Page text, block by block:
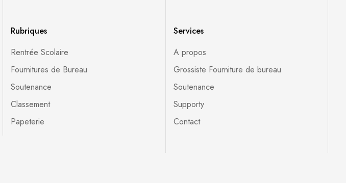
Rubriques
Rentrée Scolaire
Fournitures de Bureau
Soutenance
Classement
Papeterie
Services
A propos
Grossiste Fourniture de bureau
Soutenance
Supporty
Contact